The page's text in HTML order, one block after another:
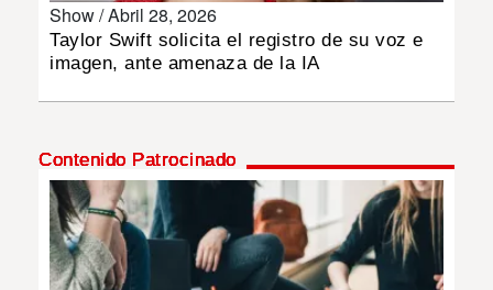
DEPORTES
MULTIMEDIA
IMPRESO
Show /Abril 28, 2026
Taylor Swift solicita el registro de su voz e
imagen, ante amenaza de la IA
Contenido Patrocinado